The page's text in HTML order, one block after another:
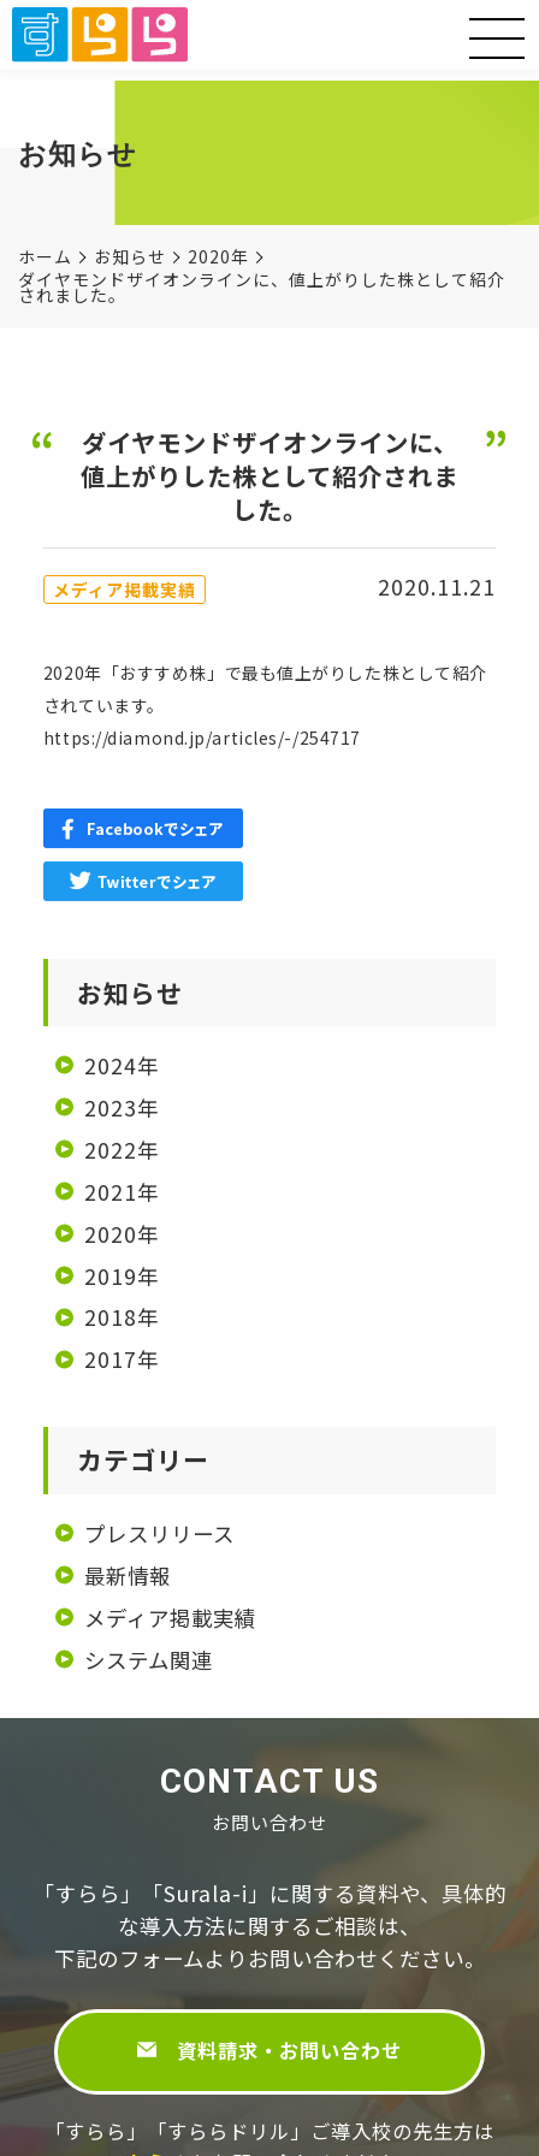
お知らせ
ホーム お知らせ
2020年
ダイヤモンドザイオンラインに、値上がりした株として紹介
されました。
ダイヤモンドザイオンラインに、
値上がりした株として紹介されま
した。
メディア掲載実績 2020.11.21
2020年「おすすめ株」で最も値上がりした株として紹介
されています。
https://diamond.jp/articles/-/254717
お知らせ
2024年
2023年
2022年
2021年
2020年
2019年
2018年
2017年
カテゴリー
プレスリリース
最新情報
メディア掲載実績
システム関連
CONTACT US
お問い合わせ
「すらら」「Surala-i」に関する資料や、具体的
な導⼊⽅法に関するご相談は、
下記のフォームよりお問い合わせください。
資料請求・お問い合わせ
「すらら」「すららドリル」ご導⼊校の先⽣⽅は